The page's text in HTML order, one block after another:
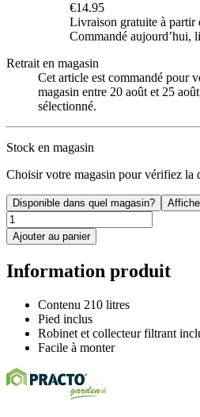
€14.95
Livraison gratuite à partir
Commandé aujourdʼhui,
Retrait en magasin
Cet article est commandé pour
magasin entre 20 août et 25
sélectionné.
Stock en magasin
Choisir votre magasin pour vérifiez la
Disponible dans quel magasin?
Ajouter au panier
Information produit
Contenu 210 litres
Pied inclus
Robinet et collecteur filtrant
Facile à monter